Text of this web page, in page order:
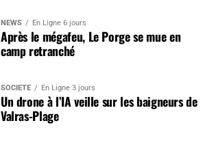
NEWS En Ligne 6 jours
Après le mégafeu, Le Porge se mue en
camp retranché
SOCIÉTÉ En Ligne 3 jours
Un drone à l’IA veille sur les baigneurs de
Valras-Plage